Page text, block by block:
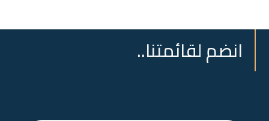
انضم لقائمتنا..